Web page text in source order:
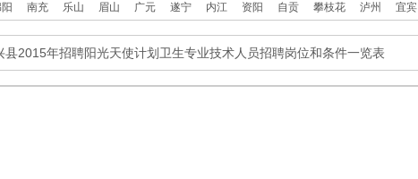
南充 乐山 眉山 广元 遂宁 内江 资阳 自贡 攀枝花 泸州 宜宾
县2015年招聘阳光天使计划卫生专业技术人员招聘岗位和条件一览表